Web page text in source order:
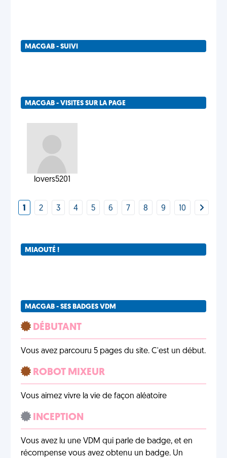
MACGAB - SUIVI
MACGAB - VISITES SUR LA PAGE
lovers5201
1 2 3 4 5 6 7 8 9 10
MIAOUTÉ !
MACGAB - SES BADGES VDM
DÉBUTANT
Vous avez parcouru 5 pages du site. C'est un début.
ROBOT MIXEUR
Vous aimez vivre la vie de façon aléatoire
INCEPTION
Vous avez lu une VDM qui parle de badge, et en
récompense vous avez obtenu un badge. Un